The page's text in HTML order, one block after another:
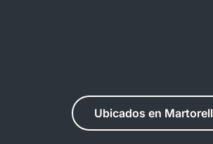
Ubicados en Martorell